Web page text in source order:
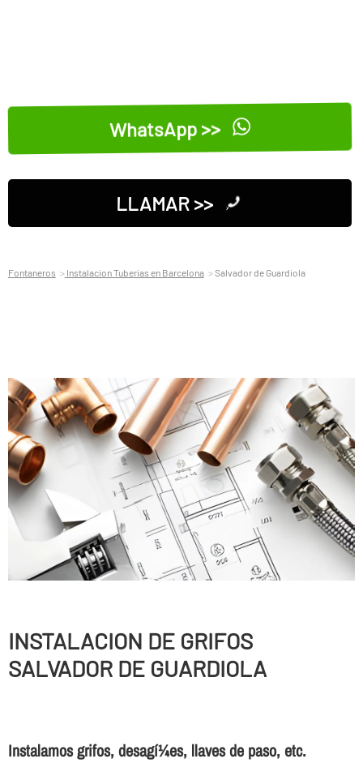
WhatsApp >>
LLAMAR >>
Fontaneros Instalacion Tuberias en Barcelona Salvador de Guardiola
INSTALACION DE GRIFOS
SALVADOR DE GUARDIOLA
Instalamos grifos, desagí¼es, llaves de paso, etc.